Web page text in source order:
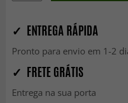
✓ ENTREGA RÁPIDA
Pronto para envio em 1-2
✓ FRETE GRÁTIS
Entrega na sua porta